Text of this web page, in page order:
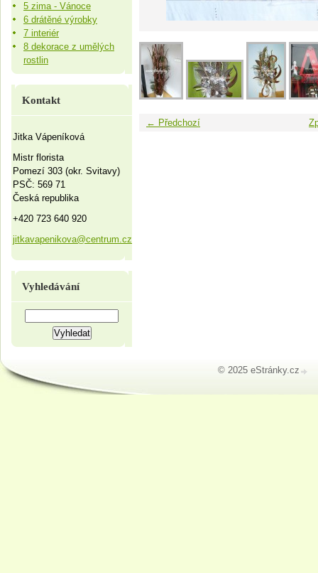
← Předchozí
5 zima - Vánoce
6 drátěné výrobky
7 interiér
8 dekorace z umělých
rostlin
Kontakt
Jitka Vápeníková
Mistr florista
Pomezí 303 (okr. Svitavy)
PSČ: 569 71
Česká republika
+420 723 640 920
jitkavapenikova@centrum.cz
Vyhledávání
© 2025 eStránky.cz